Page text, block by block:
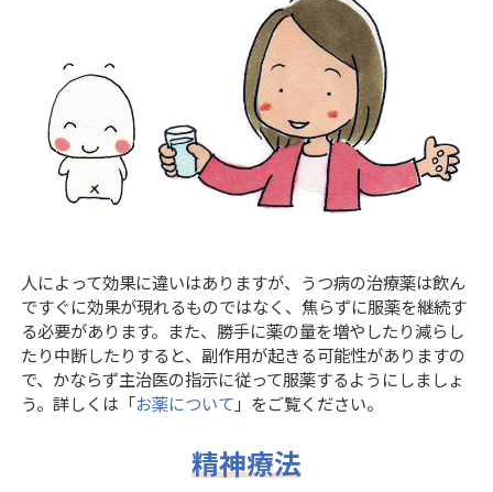
人によって効果に違いはありますが、うつ病の治療薬は飲ん
ですぐに効果が現れるものではなく、焦らずに服薬を継続す
る必要があります。また、勝手に薬の量を増やしたり減らし
たり中断したりすると、副作用が起きる可能性がありますの
で、かならず主治医の指示に従って服薬するようにしましょ
う。詳しくは「 お薬について 」をご覧ください。
精神療法